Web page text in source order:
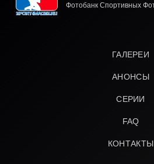
Фотобанк Спортивных
ГАЛЕРЕИ
АНОНСЫ
СЕРИИ
FAQ
КОНТАКТЫ